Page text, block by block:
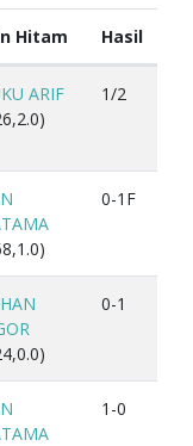
Hitam Hasil
ARIF
1/2
0-1F
0-1
1-0